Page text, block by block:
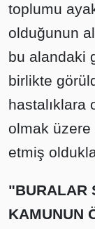
toplumu
olduğunun
bu alandaki
birlikte
hastalıklara
olmak üzere
etmiş
"BURALAR
KAMUNUN